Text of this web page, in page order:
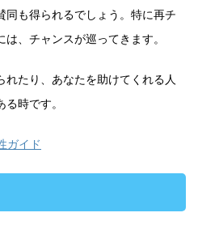
同も得られるでしょう。特に再チ
、チャンスが巡ってきます。
れたり、あなたを助けてくれる人
時です。
ガイド